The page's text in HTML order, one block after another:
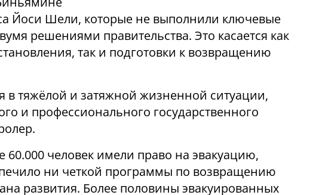
Йоси Шели, которые не выполнили ключевые
решениями правительства. Это касается как
так и подготовки к возвращению
в тяжёлой и затяжной жизненной ситуации,
и профессионального государственного
человек имели право на эвакуацию,
ни четкой программы по возвращению
развития. Более половины эвакуированных